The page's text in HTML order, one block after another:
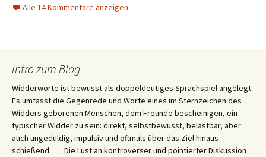
Alle 14 Kommentare anzeigen
Intro zum Blog
Widderworte ist bewusst als doppeldeutiges Sprachspiel angelegt.
Es umfasst die Gegenrede und Worte eines im Sternzeichen des
Widders geborenen Menschen, dem Freunde bescheinigen, ein
typischer Widder zu sein: direkt, selbstbewusst, belastbar, aber
auch ungeduldig, impulsiv und oftmals über das Ziel hinaus
schießend. Die Lust an kontroverser und pointierter Diskussion